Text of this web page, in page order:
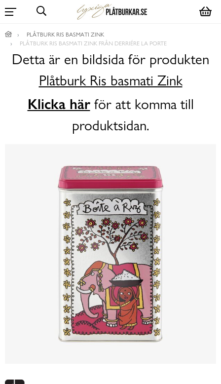
PLÅTBURK RIS BASMATI ZINK
PLÅTBURK RIS BASMATI ZINK FRÅN DERRIÉRE LA PORTE
Detta är en bildsida för produkten
Plåtburk Ris basmati Zink
Klicka härför att komma till
produktsidan.